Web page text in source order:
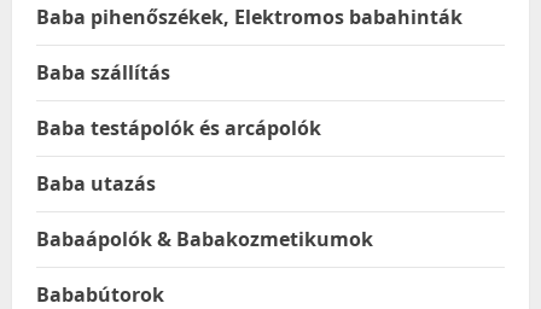
Baba pihenőszékek, Elektromos babahinták
Baba szállítás
Baba testápolók és arcápolók
Baba utazás
Babaápolók & Babakozmetikumok
Bababútorok